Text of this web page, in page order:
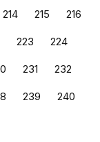
214 215 216
223 224
231 232
239 240